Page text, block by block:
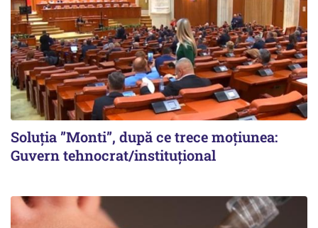
Soluția ”Monti”, după ce trece moțiunea:
Guvern tehnocrat/instituțional